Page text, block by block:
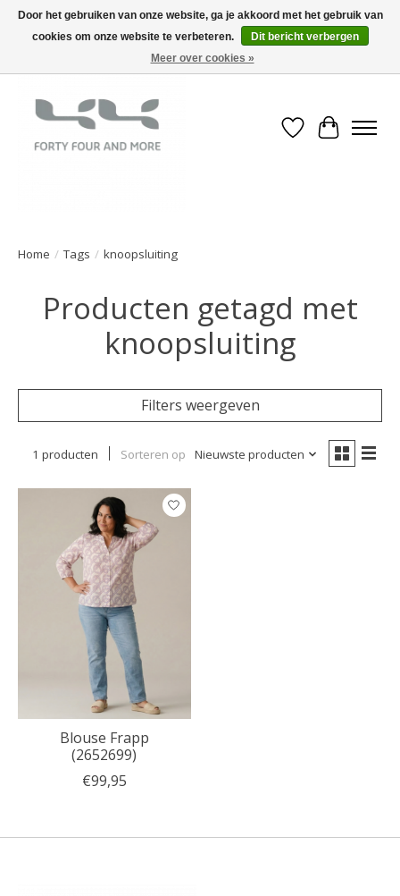
Verlanglijst
Home / Tags / knoopsluiting
Producten getagd met
knoopsluiting
Filters weergeven
1 producten Sorteren op Nieuwste producten
Blouse Frapp
(2652699)
€99,95
Door het gebruiken van onze website, ga je akkoord met het gebruik van
cookies om onze website te verbeteren.
Dit bericht verbergen
Meer over cookies »